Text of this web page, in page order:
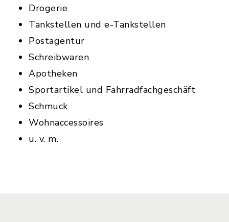
Drogerie
Tankstellen und e-Tankstellen
Postagentur
Schreibwaren
Apotheken
Sportartikel und Fahrradfachgeschäft
Schmuck
Wohnaccessoires
u. v. m.